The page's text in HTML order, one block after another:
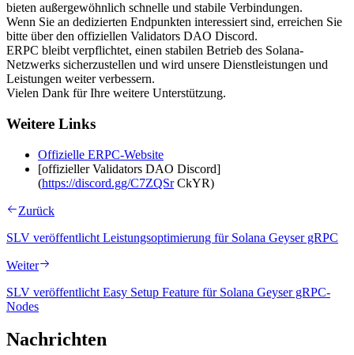
bieten außergewöhnlich schnelle und stabile Verbindungen.
Wenn Sie an dedizierten Endpunkten interessiert sind, erreichen Sie
bitte über den offiziellen Validators DAO Discord.
ERPC bleibt verpflichtet, einen stabilen Betrieb des Solana-
Netzwerks sicherzustellen und wird unsere Dienstleistungen und
Leistungen weiter verbessern.
Vielen Dank für Ihre weitere Unterstützung.
Weitere Links
Offizielle ERPC-Website
[offizieller Validators DAO Discord]
(https://discord.gg/C7ZQSrCkYR)
Zurück
SLV veröffentlicht Leistungsoptimierung für Solana Geyser gRPC
Weiter
SLV veröffentlicht Easy Setup Feature für Solana Geyser gRPC-
Nodes
Nachrichten